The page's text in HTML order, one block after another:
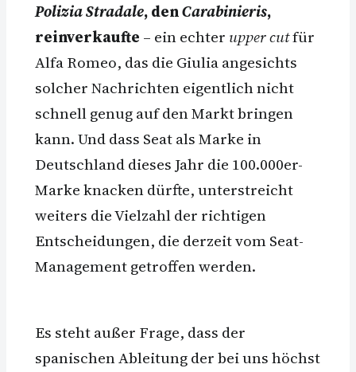
Polizia Stradale, denCarabinieris,
reinverkaufte – ein echter upper cutfür
Alfa Romeo, das die Giulia angesichts
solcher Nachrichten eigentlich nicht
schnell genug auf den Markt bringen
kann. Und dass Seat als Marke in
Deutschland dieses Jahr die 100.000er-
Marke knacken dürfte, unterstreicht
weiters die Vielzahl der richtigen
Entscheidungen, die derzeit vom Seat-
Management getroffen werden.
Es steht außer Frage, dass der
spanischen Ableitung der bei uns höchst